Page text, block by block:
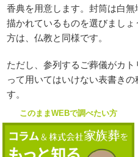
香典を用意します。封筒は白
描かれているものを選びまし
方は、仏教と同様です。
ただし、参列するご葬儀がカ
って用いてはいけない表書き
す。
このままWEBで調べたい方